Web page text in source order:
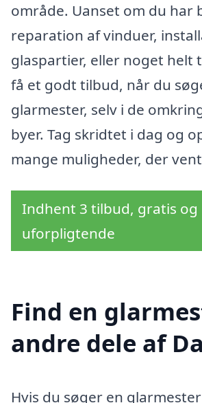
område. Uanset om du har
reparation af vinduer,
glaspartier, eller noget helt
få et godt tilbud, når du
glarmester, selv i de
byer. Tag skridtet i dag og
mange muligheder, der
Indhent 3 tilbud, gratis og
uforpligtende
Find en
andre dele af
Hvis du søger en